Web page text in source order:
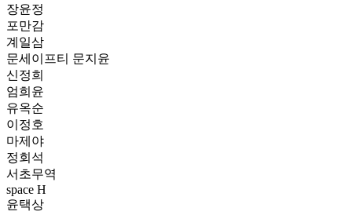
장윤정
포만감
계일삼
문세이프티 문지윤
신정희
엄희윤
유옥순
이정호
마제야
정회석
서초무역
space H
윤택상